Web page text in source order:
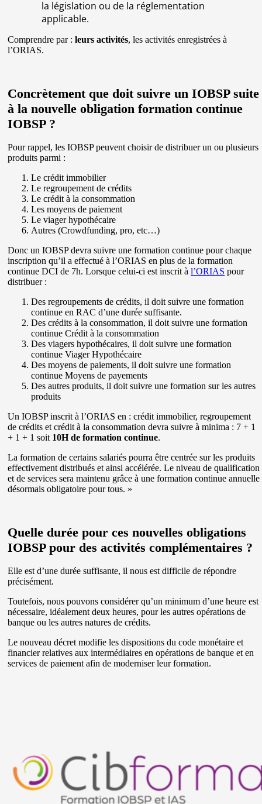
la législation ou de la réglementation
applicable.
Comprendre par :leurs activités, les activités enregistrées à
l’ORIAS.
Concrètement que doit suivre un IOBSP suite
à la nouvelle obligation formation continue
IOBSP ?
Pour rappel, les IOBSP peuvent choisir de distribuer un ou plusieurs
produits parmi :
Le crédit immobilier
Le regroupement de crédits
Le crédit à la consommation
Les moyens de paiement
Le viager hypothécaire
Autres (Crowdfunding, pro, etc…)
Donc un IOBSP devra suivre une formation continue pour chaque
inscription qu’il a effectué à l’ORIAS en plus de la formation
continue DCI de 7h. Lorsque celui-ci est inscrit àl’ORIAS pour
distribuer :
Des regroupements de crédits, il doit suivre une formation
continue en RAC d’une durée suffisante.
Des crédits à la consommation, il doit suivre une formation
continue Crédit à la consommation
Des viagers hypothécaires, il doit suivre une formation
continue Viager Hypothécaire
Des moyens de paiements, il doit suivre une formation
continue Moyens de payements
Des autres produits, il doit suivre une formation sur les autres
produits
Un IOBSP inscrit à l’ORIAS en : crédit immobilier, regroupement
de crédits et crédit à la consommation devra suivre à minima : 7 + 1
+ 1 + 1 soit 10H de formation continue.
La formation de certains salariés pourra être centrée sur les produits
effectivement distribués et ainsi accélérée. Le niveau de qualification
et de services sera maintenu grâce à une formation continue annuelle
désormais obligatoire pour tous. »
Quelle durée pour ces nouvelles obligations
IOBSP pour des activités complémentaires ?
Elle est d’une durée suffisante, il nous est difficile de répondre
précisément.
Toutefois, nous pouvons considérer qu’un minimum d’une heure est
nécessaire, idéalement deux heures, pour les autres opérations de
banque ou les autres natures de crédits.
Le nouveau décret modifie les dispositions du code monétaire et
financier relatives aux intermédiaires en opérations de banque et en
services de paiement afin de moderniser leur formation.